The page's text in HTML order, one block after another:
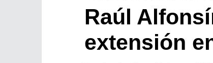
Raúl
extensión